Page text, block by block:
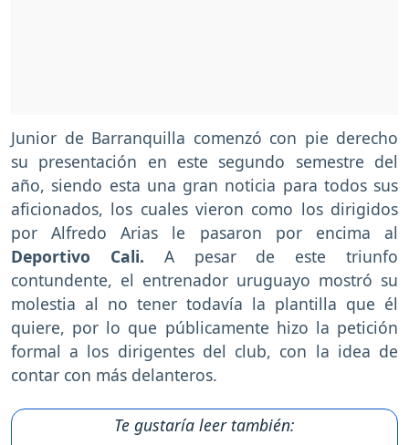
Junior de Barranquilla comenzó con pie derecho
su presentación en este segundo semestre del
año, siendo esta una gran noticia para todos sus
aficionados, los cuales vieron como los dirigidos
por Alfredo Arias le pasaron por encima al
Deportivo Cali. A pesar de este triunfo
contundente, el entrenador uruguayo mostró su
molestia al no tener todavía la plantilla que él
quiere, por lo que públicamente hizo la petición
formal a los dirigentes del club, con la idea de
contar con más delanteros.
Te gustaría leer también: